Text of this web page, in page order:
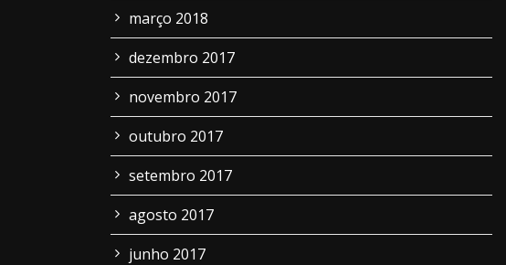
março 2018
dezembro 2017
novembro 2017
outubro 2017
setembro 2017
agosto 2017
junho 2017